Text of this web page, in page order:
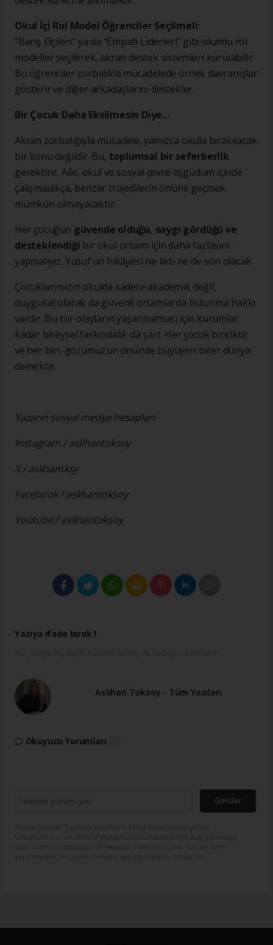
Okul İçi Rol Model Öğrenciler Seçilmeli:
“Barış Elçileri” ya da “Empati Liderleri” gibi olumlu rol
modeller seçilerek, akran destek sistemleri kurulabilir.
Bu öğrenciler zorbalıkla mücadelede örnek davranışlar
gösterir ve diğer arkadaşlarını destekler.
Bir Çocuk Daha Eksilmesin Diye...
Akran zorbalığıyla mücadele, yalnızca okula bırakılacak
bir konu değildir. Bu, toplumsal bir seferberlik
gerektirir. Aile, okul ve sosyal çevre eşgüdüm içinde
çalışmadıkça, benzer trajedilerin önüne geçmek
mümkün olmayacaktır.
Her çocuğun güvende olduğu, saygı gördüğü ve
desteklendiği bir okul ortamı için daha fazlasını
yapmalıyız. Yusuf’un hikâyesi ne ilkti ne de son olacak.
Çocuklarımızın okulda sadece akademik değil,
duygusal olarak da güvenli ortamlarda bulunma hakkı
vardır. Bu tür olayların yaşanmaması için kurumlar
kadar bireysel farkındalık da şart. Her çocuk biriciktir
ve her biri, gözümüzün önünde büyüyen birer dünya
demektir.
Yazarın sosyal medya hesapları
Instagram / aslihantoksoy
X /aslihantksy
Facebook / aslıhantoksoy
Youtube / aslihantoksoy
Yazıya ifade bırak !
Aslıhan Toksoy - Tüm Yazıları
Okuyucu Yorumları
Gönder